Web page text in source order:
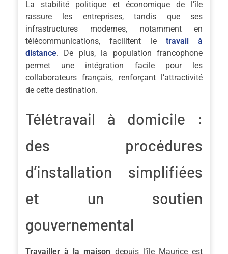
La stabilité politique et économique de l’île
rassure les entreprises, tandis que ses
infrastructures modernes, notamment en
télécommunications, facilitent le travail à
distance. De plus, la population francophone
permet une intégration facile pour les
collaborateurs français, renforçant l’attractivité
de cette destination.
Télétravail à domicile :
des procédures
d’installation simplifiées
et un soutien
gouvernemental
Travailler à la maison depuis l’île Maurice est